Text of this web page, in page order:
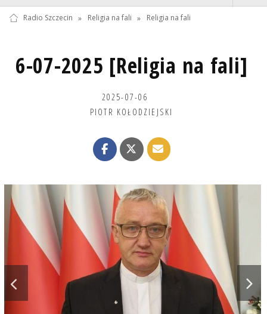
Radio Szczecin » Religia na fali » Religia na fali
6-07-2025 [Religia na fali]
2025-07-06
PIOTR KOŁODZIEJSKI